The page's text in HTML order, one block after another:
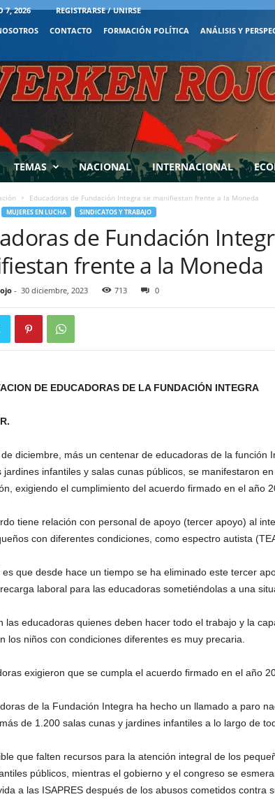
7, 2026
REGISTRARSE / UNIRSE
CONTACTO FORMACIÓN POLÍTICA ANÁLISIS Y
TEMAS NACIONAL INTERNACIONAL
Educadoras de Fundación Integra se manifiestan frente a la Moneda
MUJERES EN LUCHA SINDICATOS Y TRABAJO
de Fundación
frente a la Moneda
- 30 diciembre, 2023 713 0
DE EDUCADORAS DE LA FUNDACIÓN INTEGRA
diciembre, más un centenar de educadoras de la función
jardines infantiles y salas cunas públicos, se manifestaron
exigiendo el cumplimiento del acuerdo firmado en el año
tiene relación con personal de apoyo (tercer apoyo) al
con diferentes condiciones, como espectro autista
es que desde hace un tiempo se ha eliminado este tercer
laboral para las educadoras sometiéndolas a una
las educadoras quienes deben hacer todo el trabajo y la
los niños con condiciones diferentes es muy precaria.
exigieron que se cumpla el acuerdo firmado en el año
de la Fundación Integra ha hecho un llamado a paro
de 1.200 salas cunas y jardines infantiles a lo largo de
que falten recursos para la atención integral de los
públicos, mientras el gobierno y el congreso se
a las ISAPRES después de los abusos cometidos contra